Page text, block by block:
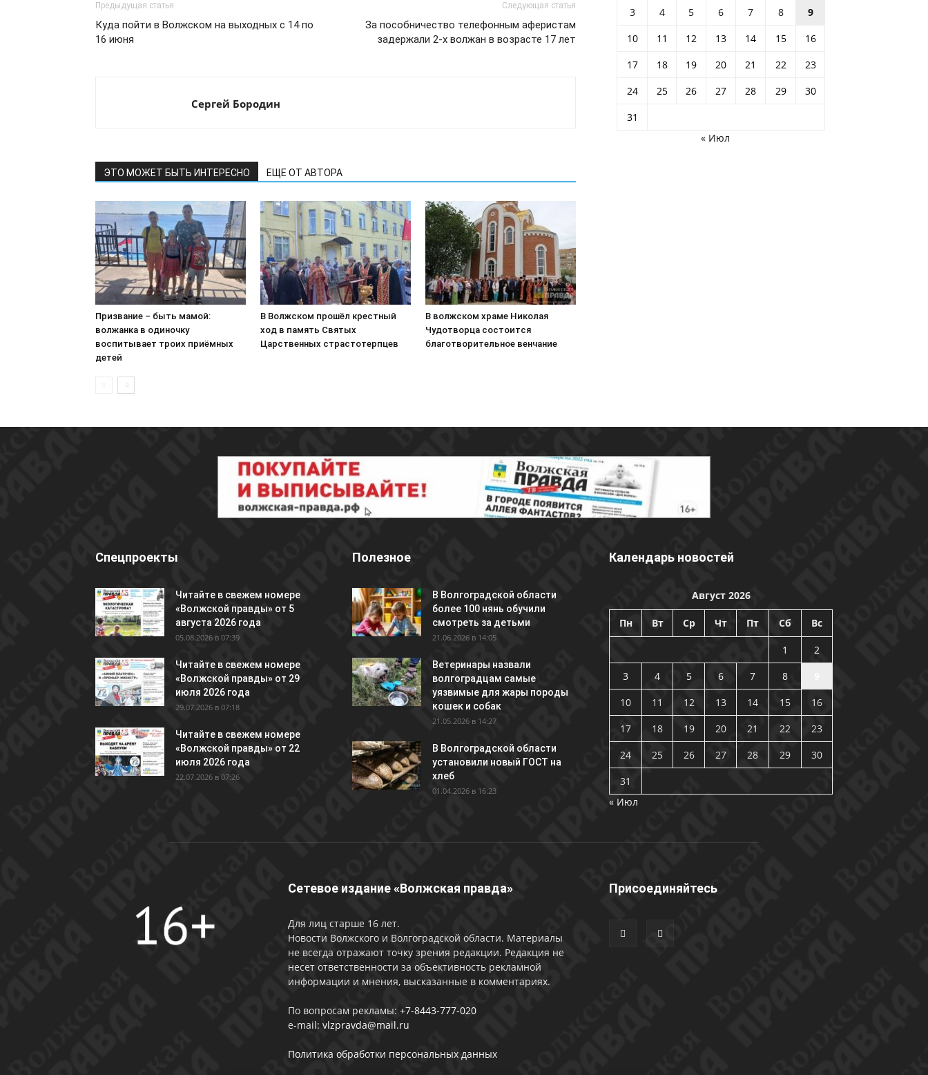
Предыдущая статья
Куда пойти в Волжском на выходных с 14 по
16 июня
Следующая статья
За пособничество телефонным аферистам
задержали 2-х волжан в возрасте 17 лет
Сергей Бородин
ЭТО МОЖЕТ БЫТЬ ИНТЕРЕСНО ЕЩЕ ОТ АВТОРА
Призвание – быть мамой:
волжанка в одиночку
воспитывает троих приёмных
детей
В Волжском прошёл крестный
ход в память Святых
Царственных страстотерпцев
В волжском храме Николая
Чудотворца состоится
благотворительное венчание
3
4 5 6 7 8
9
10
11 12 13 14 15
16
17
18 19 20 21 22
23
24
25 26 27 28 29
30
31
« Июл
Спецпроекты
Читайте в свежем номере
«Волжской правды» от 5
августа 2026 года
05.08.2026 в 07:39
Читайте в свежем номере
«Волжской правды» от 29
июля 2026 года
29.07.2026 в 07:18
Читайте в свежем номере
«Волжской правды» от 22
июля 2026 года
22.07.2026 в 07:26
Полезное
В Волгоградской области
более 100 нянь обучили
смотреть за детьми
21.06.2026 в 14:05
Ветеринары назвали
волгоградцам самые
уязвимые для жары породы
кошек и собак
21.05.2026 в 14:27
В Волгоградской области
установили новый ГОСТ на
хлеб
01.04.2026 в 16:23
Календарь новостей
Август 2026
Пн Вт Ср Чт Пт Сб Вс
1
2
3
4 5 6 7 8
10
11 12 13 14 15
16
17
18 19 20 21 22
23
24
25 26 27 28 29
30
31
« Июл
Сетевое издание «Волжская правда»
Для лиц старше 16 лет.
Новости Волжского и Волгоградской области. Материалы
не всегда отражают точку зрения редакции. Редакция не
несет ответственности за объективность рекламной
информации и мнения, высказанные в комментариях.
По вопросам рекламы: +7-8443-777-020
e-mail: vlzpravda@mail.ru
Политика обработки персональных данных
Присоединяйтесь